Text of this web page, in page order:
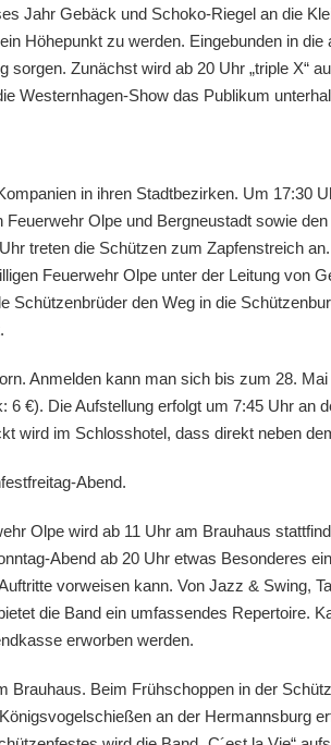
Jahr Gebäck und Schoko-Riegel an die
Höhepunkt zu werden. Eingebunden in
Zunächst wird ab 20 Uhr „triple X“
Westernhagen-Show das Publikum
in ihren Stadtbezirken. Um 17:30
Olpe und Bergneustadt sowie
treten die Schützen zum Zapfenstreich
Feuerwehr Olpe unter der Leitung von
den Weg in die
Anmelden kann man sich bis zum 28.
€). Die Aufstellung erfolgt um 7:45 Uhr an
wird im Schlosshotel, dass direkt neben
Abend.
Olpe wird ab 11 Uhr am Brauhaus
Abend ab 20 Uhr etwas Besonderes
vorweisen kann. Von Jazz & Swing,
die Band ein umfassendes Repertoire.
erworben werden.
Beim Frühschoppen in der
an der Hermannsburg